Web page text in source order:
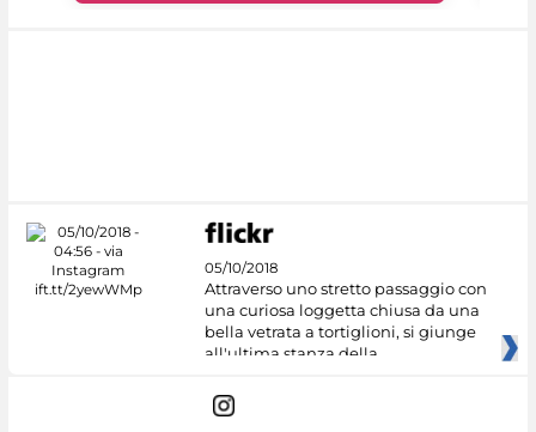
05/10/2018
Attraverso uno stretto passaggio con
una curiosa loggetta chiusa da una
bella vetrata a tortiglioni, si giunge
all'ultima stanza della